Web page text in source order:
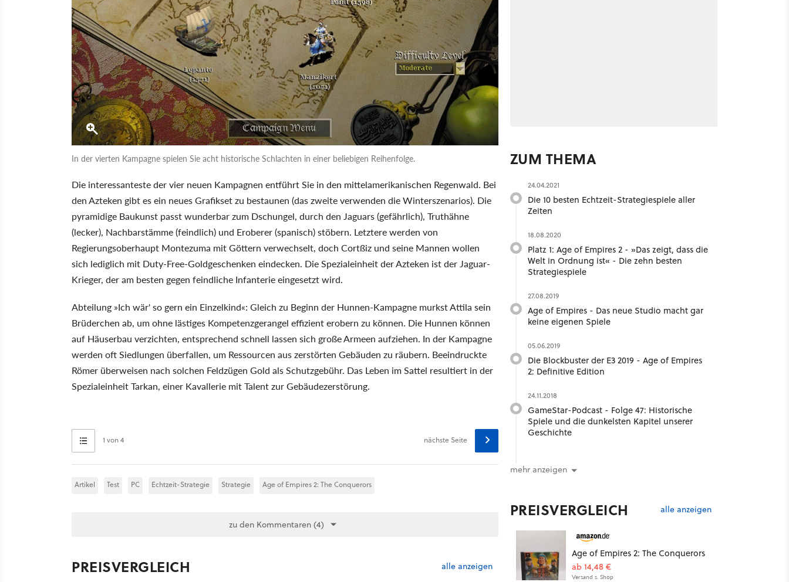
In der vierten Kampagne spielen Sie acht historische Schlachten in einer beliebigen Reihenfolge.
Die interessanteste der vier neuen Kampagnen entführt Sie in den mittelamerikanischen Regenwald. Bei
den Azteken gibt es ein neues Grafikset zu bestaunen (das zweite verwenden die Winterszenarios). Die
pyramidige Baukunst passt wunderbar zum Dschungel, durch den Jaguars (gefährlich), Truthähne
(lecker), Nachbarstämme (feindlich) und Eroberer (spanisch) stöbern. Letztere werden von
Regierungsoberhaupt Montezuma mit Göttern verwechselt, doch Cortßiz und seine Mannen wollen
sich lediglich mit Duty-Free-Goldgeschenken eindecken. Die Spezialeinheit der Azteken ist der Jaguar-
Krieger, der am besten gegen feindliche Infanterie eingesetzt wird.
Abteilung »Ich wär' so gern ein Einzelkind«: Gleich zu Beginn der Hunnen-Kampagne murkst Attila sein
Brüderchen ab, um ohne lästiges Kompetenzgerangel effizient erobern zu können. Die Hunnen können
auf Häuserbau verzichten, entsprechend schnell lassen sich große Armeen aufziehen. In der Kampagne
werden oft Siedlungen überfallen, um Ressourcen aus zerstörten Gebäuden zu räubern. Beeindruckte
Römer überweisen nach solchen Feldzügen Gold als Schutzgebühr. Das Leben im Sattel resultiert in der
Spezialeinheit Tarkan, einer Kavallerie mit Talent zur Gebäudezerstörung.
1 von 4 nächste Seite
Artikel Test PC Echtzeit-Strategie Strategie Age of Empires 2: The Conquerors
zu den Kommentaren (4)
PREISVERGLEICH alle anzeigen
ZUM THEMA
24.04.2021
Die 10 besten Echtzeit-Strategiespiele aller
Zeiten
18.08.2020
Platz 1: Age of Empires 2 - »Das zeigt, dass die
Welt in Ordnung ist« - Die zehn besten
Strategiespiele
27.08.2019
Age of Empires - Das neue Studio macht gar
keine eigenen Spiele
05.06.2019
Die Blockbuster der E3 2019 - Age of Empires
2: Definitive Edition
24.11.2018
GameStar-Podcast - Folge 47: Historische
Spiele und die dunkelsten Kapitel unserer
Geschichte
mehr anzeigen
PREISVERGLEICH alle anzeigen
Age of Empires 2: The Conquerors
ab 14,48 €
Versand s. Shop